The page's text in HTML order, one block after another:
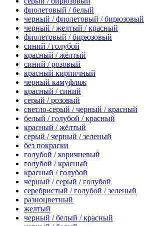
фиолетовый / белый
черный / фиолетовый / бирюзовый
черный / желтый / красный
фиолетовый / бирюзовый
синий / голубой
красный / жёлтый
синий / розовый
красный кирпичный
черный камуфляж
красный / синий
серый / розовый
светло-серый / черный / красный
белый / голубой / красный
красный / жёлтый
серый / черный / зеленый
без покраски
голубой / коричневый
голубой / красный
красный / голубой
черный / серый / голубой
серебристый / голубой / зеленый
разноцветный
желтый
черный / белый / красный